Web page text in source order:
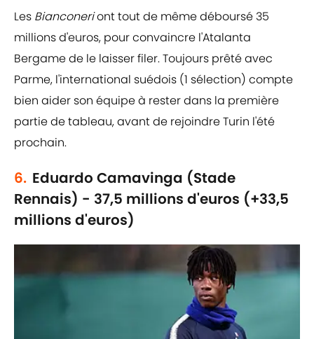
Les Bianconeriont tout de même déboursé 35
millions d'euros, pour convaincre l'Atalanta
Bergame de le laisser filer. Toujours prêté avec
Parme, l'international suédois (1 sélection) compte
bien aider son équipe à rester dans la première
partie de tableau, avant de rejoindre Turin l'été
prochain.
6. Eduardo Camavinga (Stade
Rennais) - 37,5 millions d'euros (+33,5
millions d'euros)